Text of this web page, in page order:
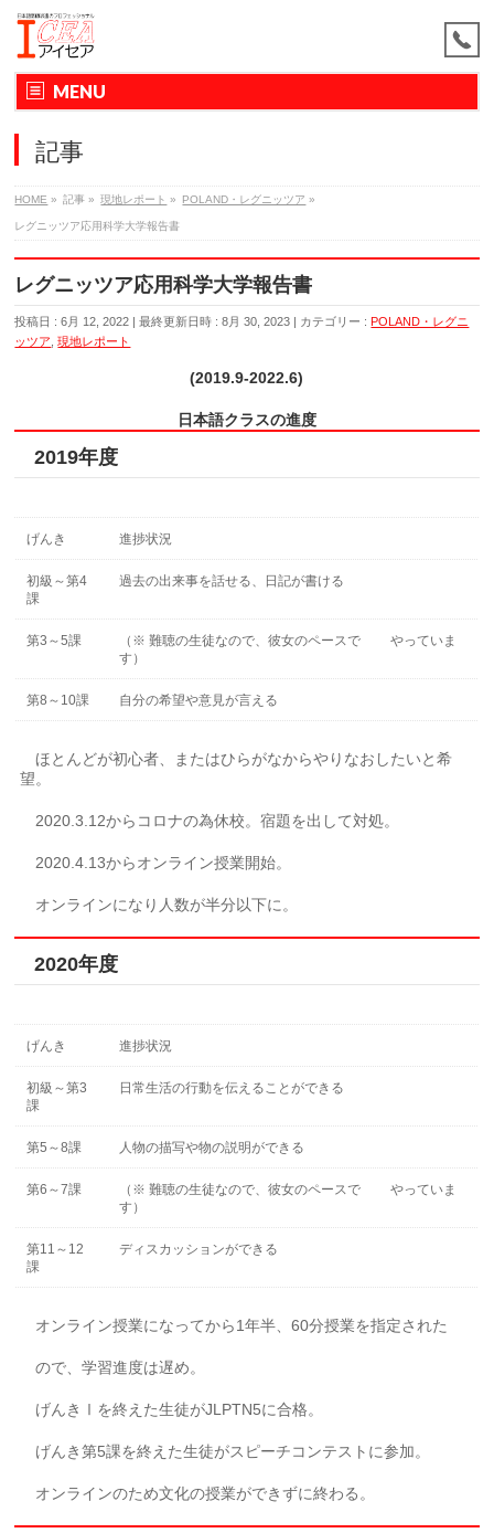
MENU
記事
HOME » 記事 » 現地レポート » POLAND・レグニッツア »
レグニッツア応用科学大学報告書
レグニッツア応用科学大学報告書
投稿日 : 6月 12, 2022 最終更新日時 : 8月 30, 2023 カテゴリー :POLAND・レグニ
ッツア ,現地レポート
(2019.9-2022.6)
日本語クラスの進度
2019年度
げんき 進捗状況
初級～第4
課
過去の出来事を話せる、日記が書ける
第3～5課
（※ 難聴の生徒なので、彼女のペースで やっていま
す）
第8～10課 自分の希望や意見が言える
ほとんどが初心者、またはひらがなからやりなおしたいと希
望。
2020.3.12からコロナの為休校。宿題を出して対処。
2020.4.13からオンライン授業開始。
オンラインになり人数が半分以下に。
2020年度
げんき 進捗状況
初級～第3
課
日常生活の行動を伝えることができる
第5～8課 人物の描写や物の説明ができる
第6～7課
（※ 難聴の生徒なので、彼女のペースで やっていま
す）
第11～12
課
ディスカッションができる
オンライン授業になってから1年半、60分授業を指定された
ので、学習進度は遅め。
げんきⅠを終えた生徒がJLPTN5に合格。
げんき第5課を終えた生徒がスピーチコンテストに参加。
オンラインのため文化の授業ができずに終わる。